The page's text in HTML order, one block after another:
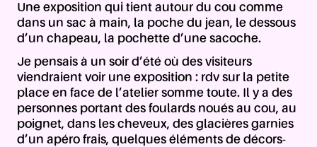
Une exposition qui tient autour du cou comme
dans un sac à main, la poche du jean, le dessous
d’un chapeau, la pochette d’une sacoche.
Je pensais à un soir d’été où des visiteurs
viendraient voir une exposition : rdv sur la petite
place en face de l’atelier somme toute. Il y a des
personnes portant des foulards noués au cou, au
poignet, dans les cheveux, des glacières garnies
d’un apéro frais, quelques éléments de décors-